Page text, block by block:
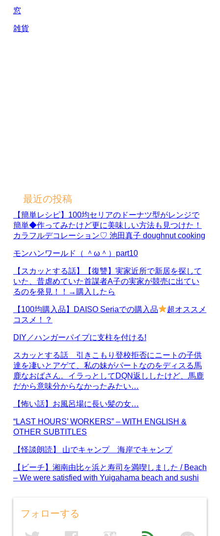
窓
雑貨
最近の投稿
【簡単レシピ】100均セリアのドーナツ型がレンジで
簡単◆作ってみたけど更に美味しい方法も見つけた！
カラフルデコレーション♡ 池田真子 doughnut cooking
モンハンワールド（ ＾ω＾）part10
【スカッとする話】【復讐】実家近所で新居を探して
いた、昔虐めていた首謀者A子の実家が競売に出てい
るのを発見！！→購入したら
【100均購入品】DAISO Seriaでの購入品
超オススメ
コスメ！？
DIY／ハンガーパイプに支柱を付ける!
スカッとする話 引きこもり登校拒否にニートの子供
達を凄いとアゲて、私の妹がパートなのをディスる馬
鹿なおばさん。イラっとしてDQN返ししたけど、馬鹿
だから意味分からなかったみたい…
【怖い話】お風呂場に長い髪の女…
“LAST HOURS’ WORKERS” – WITH ENGLISH &
OTHER SUBTITLES
【怪談朗読】 山でキャンプ 海岸でキャンプ
【ビーチ】湘南由比ヶ浜と寿司を満喫しました / Beach
– We were satisfied with Yuigahama beach and sushi
フォローする